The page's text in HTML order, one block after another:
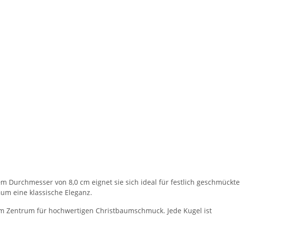
Durchmesser von 8,0 cm eignet sie sich ideal für festlich geschmückte
eine klassische Eleganz.
für hochwertigen Christbaumschmuck. Jede Kugel ist